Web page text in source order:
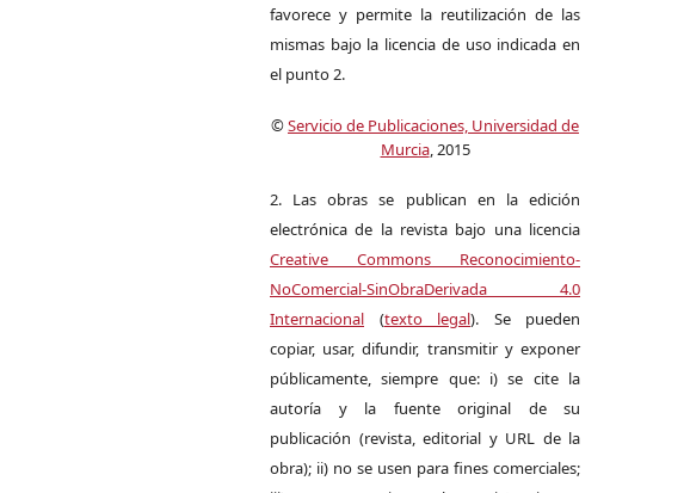
favorece y permite la reutilización de las
mismas bajo la licencia de uso indicada en
el punto 2.
©Servicio de Publicaciones, Universidad de
Murcia, 2015
2. Las obras se publican en la edición
electrónica de la revista bajo una licencia
Creative Commons Reconocimiento-
NoComercial-SinObraDerivada 4.0
Internacional (texto legal). Se pueden
copiar, usar, difundir, transmitir y exponer
públicamente, siempre que: i) se cite la
autoría y la fuente original de su
publicación (revista, editorial y URL de la
obra); ii) no se usen para fines comerciales;